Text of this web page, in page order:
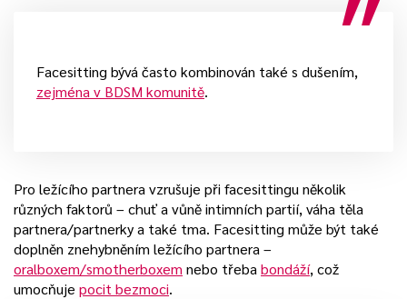
Facesitting bývá často kombinován také s dušením,
zejména v BDSM komunitě.
Pro ležícího partnera vzrušuje při facesittingu několik
různých faktorů – chuť a vůně intimních partií, váha těla
partnera/partnerky a také tma. Facesitting může být také
doplněn znehybněním ležícího partnera –
oralboxem/smotherboxem nebo třeba bondáží, což
umocňuje pocit bezmoci.